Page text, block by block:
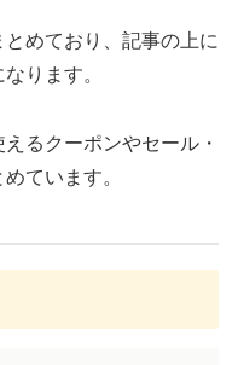
めており、記事の上に
ります。
るクーポンやセール・
ています。